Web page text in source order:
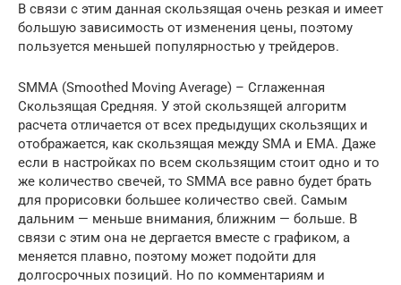
В связи с этим данная скользящая очень резкая и имеет
большую зависимость от изменения цены, поэтому
пользуется меньшей популярностью у трейдеров.
SMMA (Smoothed Moving Average) – Сглаженная
Скользящая Средняя. У этой скользящей алгоритм
расчета отличается от всех предыдущих скользящих и
отображается, как скользящая между SMA и EMA. Даже
если в настройках по всем скользящим стоит одно и то
же количество свечей, то SMMA все равно будет брать
для прорисовки большее количество свей. Самым
дальним — меньше внимания, ближним — больше. В
связи с этим она не дергается вместе с графиком, а
меняется плавно, поэтому может подойти для
долгосрочных позиций. Но по комментариям и